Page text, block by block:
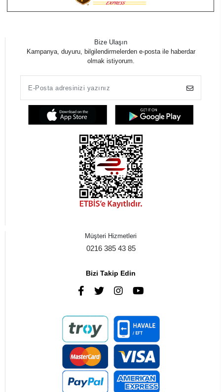
Bize Ulaşın
Kampanya, duyuru, bilgilendirmelerden e-posta ile haberdar
olmak istiyorum.
Müşteri Hizmetleri
0216 385 43 85
Bizi Takip Edin